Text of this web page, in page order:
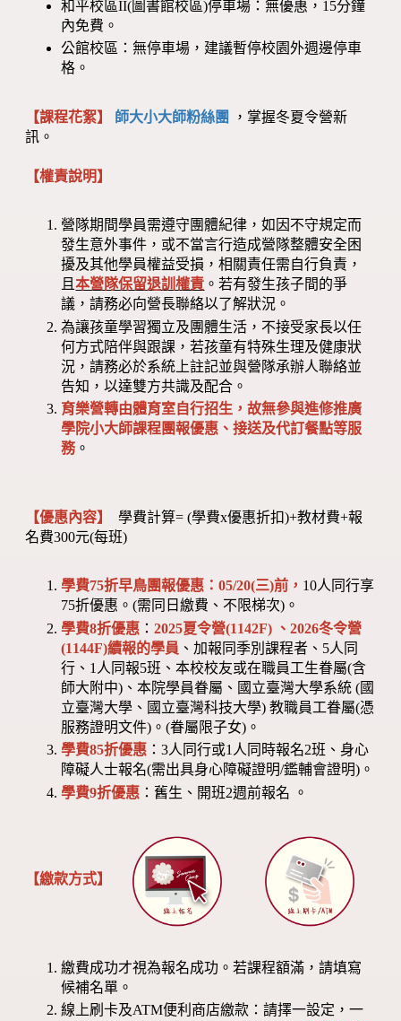
和平校區II(圖書館校區)停車場：無優惠，15分鐘
內免費。
公館校區：無停車場，建議暫停校園外週邊停車
格。
【課程花絮】 師大小大師粉絲團
，掌握冬夏令營新
訊。
【權責說明】
營隊期間學員需遵守團體紀律，如因不守規定而
發生意外事件，或不當言行造成營隊整體安全困
擾及其他學員權益受損，相關責任需自行負責，
且本營隊保留退訓權責 。若有發生孩子間的爭
議，請務必向營長聯絡以了解狀況。
為讓孩童學習獨立及團體生活，不接受家長以任
何方式陪伴與跟課，若孩童有特殊生理及健康狀
況，請務必於系統上註記並與營隊承辦人聯絡並
告知，以達雙方共識及配合。
育樂營轉由體育室自行招生，故無參與進修推廣
學院小大師課程團報優惠、接送及代訂餐點等服
務。
【優惠內容】
學費計算= (學費x優惠折扣)+教材費+報
名費300元(每班)
學費75折早鳥團報優惠：05/20(三)前， 10人同行享
75折優惠。(需同日繳費、不限梯次)。
學費8折優惠 ：2025夏令營(1142F) 、2026冬令營
(1144F)續報的學員 、加報同季別課程者、5人同
行、1人同報5班、本校校友或在職員工生眷屬(含
師大附中)、本院學員眷屬、國立臺灣大學系統 (國
立臺灣大學、國立臺灣科技大學) 教職員工眷屬(憑
服務證明文件)。(眷屬限子女)。
學費85折優惠 ：3人同行或1人同時報名2班、身心
障礙人士報名(需出具身心障礙證明/鑑輔會證明)。
學費9折優惠 ：舊生、開班2週前報名 。
【繳款方式】
繳費成功才視為報名成功。若課程額滿，請填寫
候補名單。
線上刷卡及ATM便利商店繳款：請擇一設定，一